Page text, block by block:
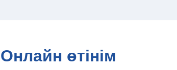
Онлайн өтінім